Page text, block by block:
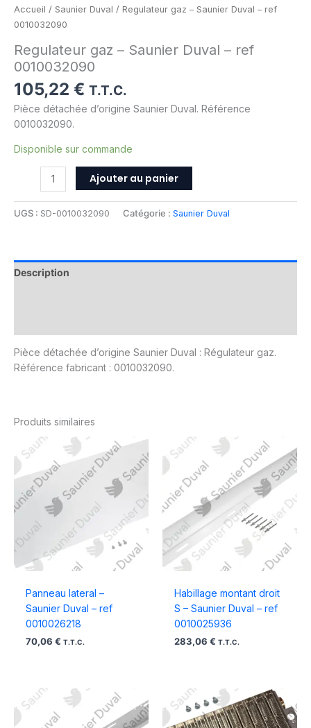
Accueil / Saunier Duval / Regulateur gaz – Saunier Duval – ref
0010032090
Regulateur gaz – Saunier Duval – ref
0010032090
105,22 € T.T.C.
Pièce détachée d’origine Saunier Duval. Référence
0010032090.
Disponible sur commande
Ajouter au panier
UGS : SD-0010032090 Catégorie : Saunier Duval
Description
Pièce détachée d’origine Saunier Duval : Régulateur gaz.
Référence fabricant : 0010032090.
Produits similaires
Panneau lateral –
Saunier Duval – ref
0010026218
70,06 € T.T.C.
Habillage montant droit
S – Saunier Duval – ref
0010025936
283,06 € T.T.C.